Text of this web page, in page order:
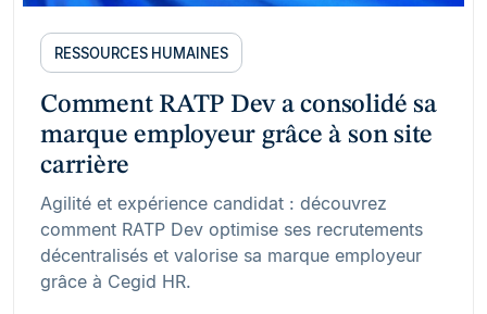
RESSOURCES HUMAINES
Comment RATP Dev a consolidé sa
marque employeur grâce à son site
carrière
Agilité et expérience candidat : découvrez
comment RATP Dev optimise ses recrutements
décentralisés et valorise sa marque employeur
grâce à Cegid HR.